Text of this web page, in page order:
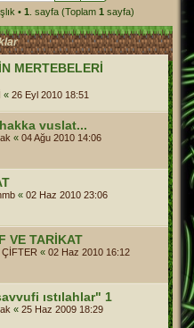
• 1 . sayfa (Toplam 1 sayfa)
MERTEBELERİ
« 26 Eyl 2010 18:51
vuslat...
« 04 Ağu 2010 14:06
« 02 Haz 2010 23:06
VE TARİKAT
ÇİFTER « 02 Haz 2010 16:12
ıstılahlar" 1
« 25 Haz 2009 18:29